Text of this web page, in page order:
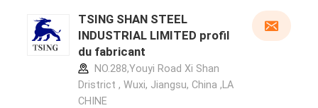
TSING SHAN STEEL
INDUSTRIAL LIMITED profil
du fabricant
NO.288,Youyi Road Xi Shan
Dristrict , Wuxi, Jiangsu, China ,LA
CHINE